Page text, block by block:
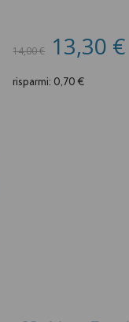
14,00 € 13,30 €
risparmi: 0,70 €